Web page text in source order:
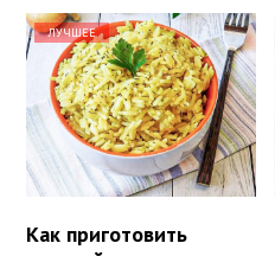
ЛУЧШЕЕ
Как приготовить